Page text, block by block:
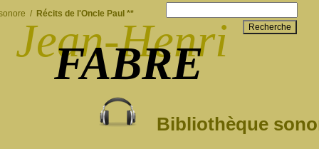
Jean-Henri
FABRE
Bibliothèque
Recherche
/ Récits de l'Oncle Paul **